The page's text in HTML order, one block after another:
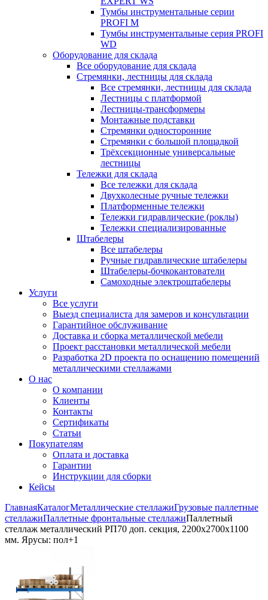
Тумбы инструментальные серии
PROFI M
Тумбы инструментальные серия PROFI
WD
Оборудование для склада
Все оборудование для склада
Стремянки, лестницы для склада
Все стремянки, лестницы для склада
Лестницы с платформой
Лестницы-трансформеры
Монтажные подставки
Стремянки односторонние
Стремянки с большой площадкой
Трёхсекционные универсальные
лестницы
Тележки для склада
Все тележки для склада
Двухколесные ручные тележки
Платформенные тележки
Тележки гидравлические (роклы)
Тележки специализированные
Штабелеры
Все штабелеры
Ручные гидравлические штабелеры
Штабелеры-бочкокантователи
Самоходные электроштабелеры
Услуги
Все услуги
Выезд специалиста для замеров и консультации
Гарантийное обслуживание
Доставка и сборка металлической мебели
Проект расстановки металлической мебели
Разработка 2D проекта по оснащению помещений
металлическими стеллажами
О нас
О компании
Клиенты
Контакты
Сертификаты
Статьи
Покупателям
Оплата и доставка
Гарантии
Инструкции для сборки
Кейсы
ГлавнаяКаталогМеталлические стеллажиГрузовые паллетные
стеллажиПаллетные фронтальные стеллажиПаллетный
стеллаж металлический РП70 доп. секция, 2200х2700х1100
мм. Ярусы: пол+1